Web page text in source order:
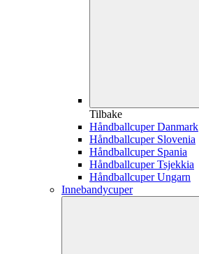
Tilbake
Håndballcuper Danmark
Håndballcuper Slovenia
Håndballcuper Spania
Håndballcuper Tsjekkia
Håndballcuper Ungarn
Innebandycuper